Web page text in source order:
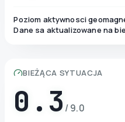
Poziom aktywnosci
Dane sa aktualizowane na
BIEŻĄCA SYTUACJA
0.3 / 9.0